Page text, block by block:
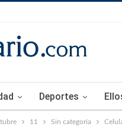
Deportes
11 Sin categoría